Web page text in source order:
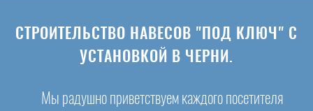
СТРОИТЕЛЬСТВО НАВЕСОВ "ПОД КЛЮЧ" С
УСТАНОВКОЙ В ЧЕРНИ.
Мы радушно приветствуем каждого посетителя